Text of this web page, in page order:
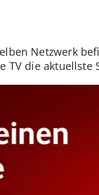
Netzwerk
TV die